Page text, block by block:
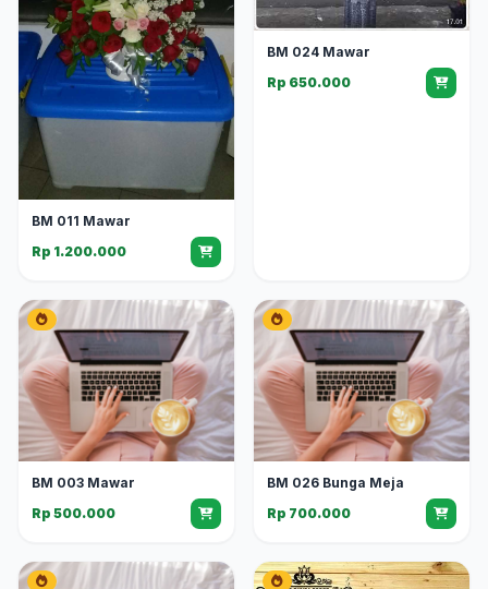
BM 011 Mawar
Rp 1.200.000
BM 024 Mawar
Rp 650.000
BM 003 Mawar
Rp 500.000
BM 026 Bunga Meja
Rp 700.000